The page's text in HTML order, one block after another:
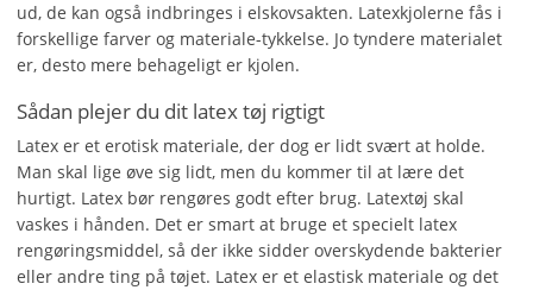
ud, de kan også indbringes i elskovsakten. Latexkjolerne fås i
forskellige farver og materiale-tykkelse. Jo tyndere materialet
er, desto mere behageligt er kjolen.
Sådan plejer du dit latex tøj rigtigt
Latex er et erotisk materiale, der dog er lidt svært at holde.
Man skal lige øve sig lidt, men du kommer til at lære det
hurtigt. Latex bør rengøres godt efter brug. Latextøj skal
vaskes i hånden. Det er smart at bruge et specielt latex
rengøringsmiddel, så der ikke sidder overskydende bakterier
eller andre ting på tøjet. Latex er et elastisk materiale og det